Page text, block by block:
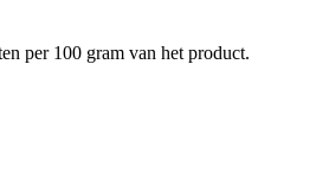
per 100 gram van het product.